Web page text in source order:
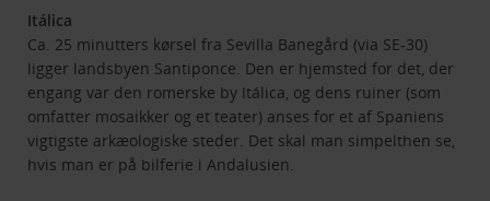
Itálica
Ca. 25 minutters kørsel fra Sevilla Banegård (via SE-30)
ligger landsbyen Santiponce. Den er hjemsted for det, der
engang var den romerske by Itálica, og dens ruiner (som
omfatter mosaikker og et teater) anses for et af Spaniens
vigtigste arkæologiske steder. Det skal man simpelthen se,
hvis man er på bilferie i Andalusien.